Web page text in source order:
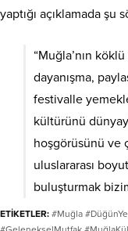
yaptığı açıklamada şu
“Muğla’nın
dayanışma,
festivalle
kültürünü
hoşgörüsünü ve
uluslararası
buluşturmak
ETİKETLER: #Muğla